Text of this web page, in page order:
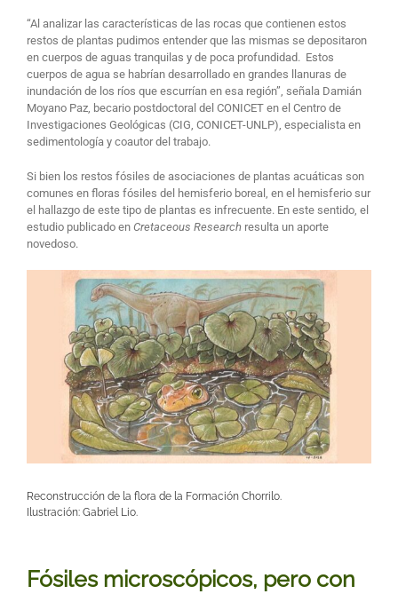
“Al analizar las características de las rocas que contienen estos
restos de plantas pudimos entender que las mismas se depositaron
en cuerpos de aguas tranquilas y de poca profundidad. Estos
cuerpos de agua se habrían desarrollado en grandes llanuras de
inundación de los ríos que escurrían en esa región”, señala Damián
Moyano Paz, becario postdoctoral del CONICET en el Centro de
Investigaciones Geológicas (CIG, CONICET-UNLP), especialista en
sedimentología y coautor del trabajo.
Si bien los restos fósiles de asociaciones de plantas acuáticas son
comunes en floras fósiles del hemisferio boreal, en el hemisferio sur
el hallazgo de este tipo de plantas es infrecuente. En este sentido, el
estudio publicado en Cretaceous Researchresulta un aporte
novedoso.
Reconstrucción de la flora de la Formación Chorrilo.
Ilustración: Gabriel Lio.
Fósiles microscópicos, pero con